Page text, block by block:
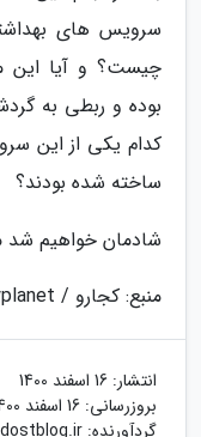
سرویس های
چیست؟ و آیا این
بوده و ربطی به
کدام یکی از این
ساخته شده بودند؟
شادمان خواهیم شد
منبع: کجارو / lonelyplanet
انتشار: 16 اسفند 1400
بروزرسانی: 16 اسفند 1400
گردآورنده: dostblog.ir